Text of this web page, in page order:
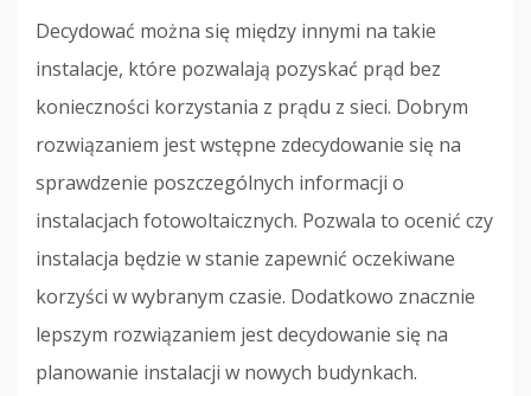
Decydować można się między innymi na takie
instalacje, które pozwalają pozyskać prąd bez
konieczności korzystania z prądu z sieci. Dobrym
rozwiązaniem jest wstępne zdecydowanie się na
sprawdzenie poszczególnych informacji o
instalacjach fotowoltaicznych. Pozwala to ocenić czy
instalacja będzie w stanie zapewnić oczekiwane
korzyści w wybranym czasie. Dodatkowo znacznie
lepszym rozwiązaniem jest decydowanie się na
planowanie instalacji w nowych budynkach.